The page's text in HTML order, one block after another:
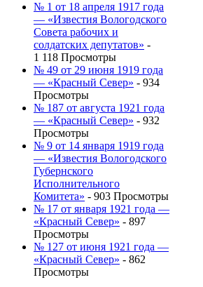
№ 1 от 18 апреля 1917 года
— «Известия Вологодского
Совета рабочих и
солдатских депутатов» -
1 118 Просмотры
№ 49 от 29 июня 1919 года
— «Красный Север» - 934
Просмотры
№ 187 от августа 1921 года
— «Красный Север» - 932
Просмотры
№ 9 от 14 января 1919 года
— «Известия Вологодского
Губернского
Исполнительного
Комитета» - 903 Просмотры
№ 17 от января 1921 года —
«Красный Север» - 897
Просмотры
№ 127 от июня 1921 года —
«Красный Север» - 862
Просмотры